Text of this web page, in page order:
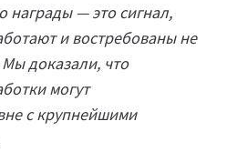
награды — это сигнал,
и востребованы не
Мы доказали, что
могут
с крупнейшими